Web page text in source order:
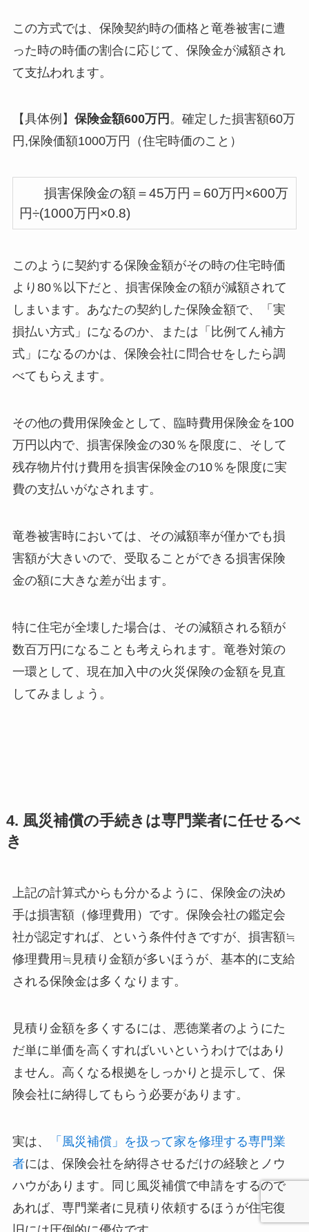
この方式では、保険契約時の価格と竜巻被害に遭
った時の時価の割合に応じて、保険金が減額され
て支払われます。
【具体例】 保険金額600万円 。確定した損害額60万
円,保険価額1000万円（住宅時価のこと）
損害保険金の額＝45万円＝60万円×600万
円÷(1000万円×0.8)
このように契約する保険金額がその時の住宅時価
より80％以下だと、損害保険金の額が減額されて
しまいます。あなたの契約した保険金額で、「実
損払い方式」になるのか、または「比例てん補方
式」になるのかは、保険会社に問合せをしたら調
べてもらえます。
その他の費用保険金として、臨時費用保険金を100
万円以内で、損害保険金の30％を限度に、そして
残存物片付け費用を損害保険金の10％を限度に実
費の支払いがなされます。
竜巻被害時においては、その減額率が僅かでも損
害額が大きいので、受取ることができる損害保険
金の額に大きな差が出ます。
特に住宅が全壊した場合は、その減額される額が
数百万円になることも考えられます。竜巻対策の
一環として、現在加入中の火災保険の金額を見直
してみましょう。
4. 風災補償の手続きは専門業者に任せるべ
き
上記の計算式からも分かるように、保険金の決め
手は損害額（修理費用）です。保険会社の鑑定会
社が認定すれば、という条件付きですが、損害額≒
修理費用≒見積り金額が多いほうが、基本的に支給
される保険金は多くなります。
見積り金額を多くするには、悪徳業者のようにた
だ単に単価を高くすればいいというわけではあり
ません。高くなる根拠をしっかりと提示して、保
険会社に納得してもらう必要があります。
実は、
「風災補償」を扱って家を修理する専門業
者には、保険会社を納得させるだけの経験とノウ
ハウがあります。同じ風災補償で申請をするので
あれば、専門業者に見積り依頼するほうが住宅復